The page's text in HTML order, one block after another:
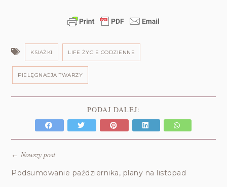
KSIAŻKI LIFE ŻYCIE CODZIENNE
PIELĘGNACJA TWARZY
PODAJ DALEJ:
←Nowszy post
Podsumowanie października, plany na listopad